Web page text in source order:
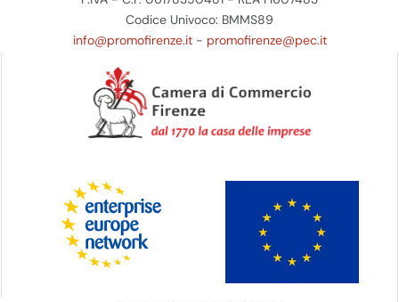
Codice Univoco: BMMS89
info@promofirenze.it- promofirenze@pec.it